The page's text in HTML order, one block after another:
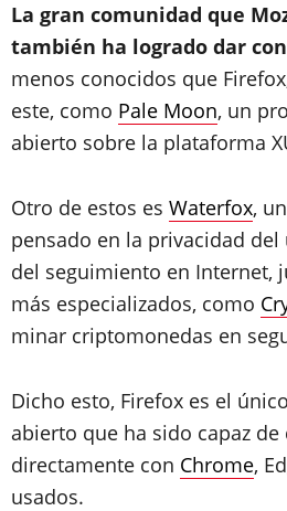
La gran comunidad que
también ha logrado dar
menos conocidos que
este, como Pale Moon, un
abierto sobre la plataforma
Otro de estos es Waterfox,
pensado en la privacidad
del seguimiento en Internet,
más especializados, como
minar criptomonedas en
Dicho esto, Firefox es el
abierto que ha sido capaz
directamente con Chrome,
usados.